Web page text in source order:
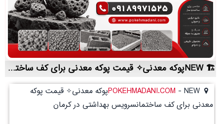
NEWپوکه معدنی✧ قیمت پوکه معدنی برای کف ساختمانسرویس بهداشتی در کرمان | لیست قیمت روز و خرید مستقیم ، مناسب تر از نمایندگی شهرستان ها
POKEHMADANI.COM -
NEWپوکه معدنی✧ قیمت پوکه
معدنی برای کف ساختمانسرویس بهداشتی در کرمان